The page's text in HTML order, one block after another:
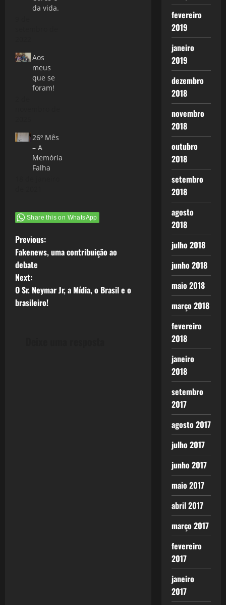
da vida.
Aos
meus
que se
foram!
26º Mês
– A
Memória
Falha
Share this on WhatsApp
P
o
s
t
Previous:
Fakenews, uma contribuição ao
debate
Next:
O Sr. Neymar Jr, a Mídia, o Brasil e o
brasileiro!
fevereiro
2019
janeiro
2019
dezembro
2018
novembro
2018
outubro
2018
setembro
2018
agosto
2018
julho 2018
junho 2018
maio 2018
março 2018
fevereiro
2018
janeiro
2018
setembro
2017
agosto 2017
julho 2017
junho 2017
maio 2017
abril 2017
março 2017
fevereiro
2017
janeiro
2017